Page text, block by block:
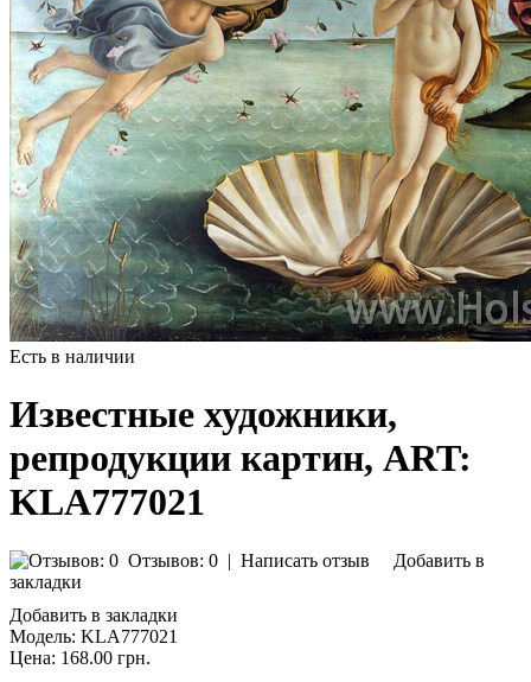
Есть в наличии
Известные художники,
репродукции картин, ART:
KLA777021
Отзывов: 0 | Написать отзыв
Добавить в
закладки
Добавить в закладки
Модель: KLA777021
Цена: 168.00 грн.